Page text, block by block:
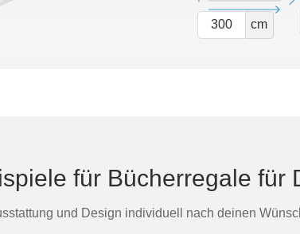
cm
für Bücherregale für
und Design individuell nach deinen